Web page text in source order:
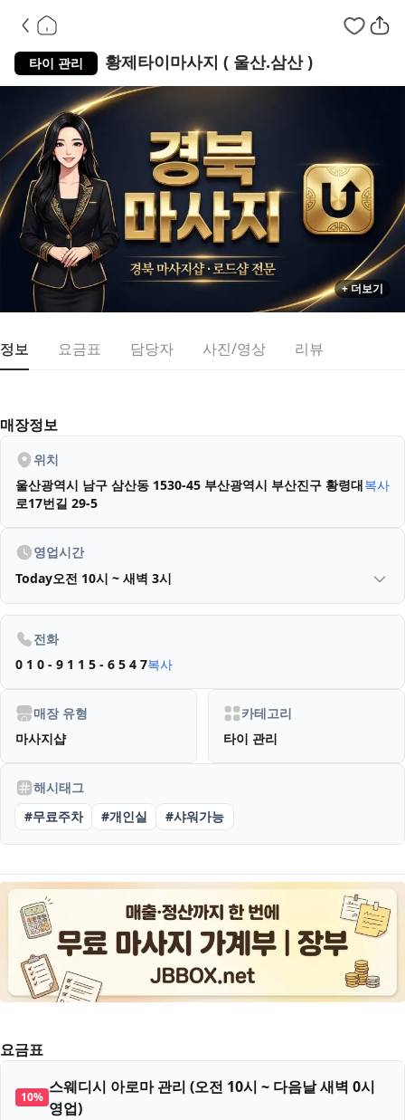
타이 관리 황제타이마사지 ( 울산.삼산 )울산 남구
+ 더보기
정보 요금표 담당자 사진/영상 리뷰
매장정보
위치
울산광역시 남구 삼산동 1530-45 부산광역시 부산진구 황령대
로17번길 29-5
복사
영업시간
Today오전 10시 ~ 새벽 3시
전화
0 1 0 - 9 1 1 5 - 6 5 4 7복사
매장 유형
마사지샵
카테고리
타이 관리
해시태그
#무료주차 #개인실 #샤워가능
요금표
10%
스웨디시 아로마 관리 (오전 10시 ~ 다음날 새벽 0시
영업)